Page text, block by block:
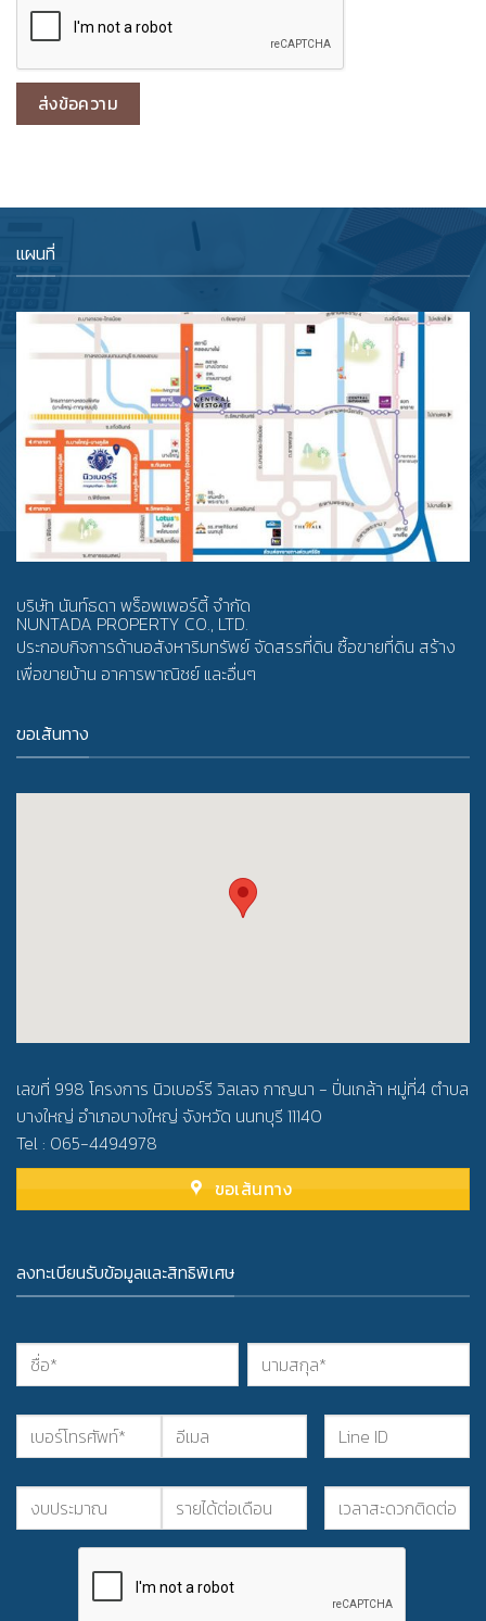
แผนที่
บริษัท นันท์ธดา พร็อพเพอร์ตี้ จำกัด
NUNTADA PROPERTY CO., LTD.
ประกอบกิจการด้านอสังหาริมทรัพย์ จัดสรรที่ดิน ซื้อขายที่ดิน สร้าง
เพื่อขายบ้าน อาคารพาณิชย์ และอื่นๆ
ขอเส้นทาง
เลขที่ 998 โครงการ นิวเบอร์รี วิลเลจ กาญนา - ปิ่นเกล้า หมู่ที่4 ตำบล
บางใหญ่ อำเภอบางใหญ่ จังหวัด นนทบุรี 11140
Tel : 065-4494978
ขอเส้นทาง
ลงทะเบียนรับข้อมูลและสิทธิพิเศษ